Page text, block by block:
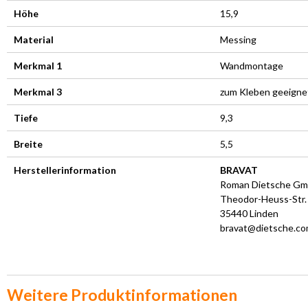
Höhe 15,9
Material Messing
Merkmal 1 Wandmontage
Merkmal 3 zum Kleben
Tiefe 9,3
Breite 5,5
Herstellerinformation
BRAVAT
Roman Dietsche
Theodor-Heuss-Str.
35440 Linden
Weitere Produktinformationen